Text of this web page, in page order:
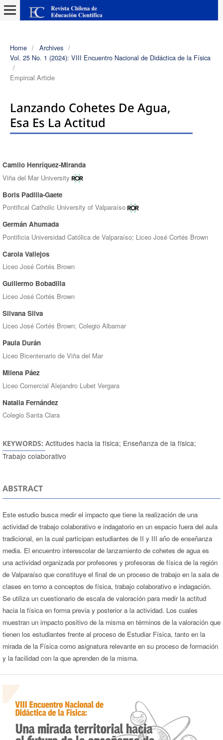
Home / Archives /
Vol. 25 No. 1 (2024): VIII Encuentro Nacional de Didáctica de la Física
/
Empircal Article
Lanzando Cohetes De Agua,
Esa Es La Actitud
Authors
Camilo Henríquez-Miranda
Viña del Mar University
Boris Padilla-Gaete
Pontifical Catholic University of Valparaíso
Germán Ahumada
Pontificia Universidad Católica de Valparaíso; Liceo José Cortés Brown
Carola Vallejos
Liceo José Cortés Brown
Guillermo Bobadilla
Liceo José Cortés Brown
Silvana Silva
Liceo José Cortés Brown; Colegio Albamar
Paula Durán
Liceo Bicentenario de Viña del Mar
Milena Páez
Liceo Comercial Alejandro Lubet Vergara
Natalia Fernández
Colegio Santa Clara
KEYWORDS: Actitudes hacia la física; Enseñanza de la física;
Trabajo colaborativo
ABSTRACT
Este estudio busca medir el impacto que tiene la realización de una
actividad de trabajo colaborativo e indagatorio en un espacio fuera del aula
tradicional, en la cual participan estudiantes de II y III año de enseñanza
media. El encuentro interescolar de lanzamiento de cohetes de agua es
una actividad organizada por profesores y profesoras de física de la región
de Valparaíso que constituye el final de un proceso de trabajo en la sala de
clases en torno a conceptos de física, trabajo colaborativo e indagación.
Se utiliza un cuestionario de escala de valoración para medir la actitud
hacia la física en forma previa y posterior a la actividad. Los cuales
muestran un impacto positivo de la misma en términos de la valoración que
tienen los estudiantes frente al proceso de Estudiar Física, tanto en la
mirada de la Física como asignatura relevante en su proceso de formación
y la facilidad con la que aprenden de la misma.